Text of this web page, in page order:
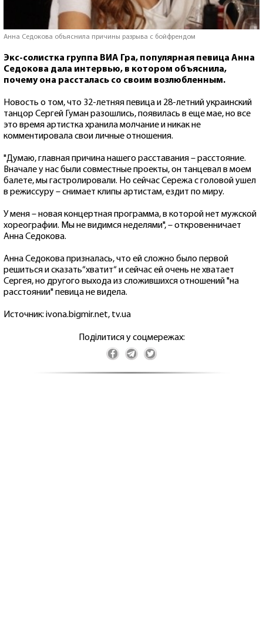
Анна Седокова объяснила причины разрыва с бойфрендом
Экс-солистка группа ВИА Гра, популярная певица Анна
Седокова дала интервью, в котором объяснила,
почему она рассталась со своим возлюбленным.
Новость о том, что 32-летняя певица и 28-летний украинский
танцор Сергей Гуман разошлись, появилась в еще мае, но все
это время артистка хранила молчание и никак не
комментировала свои личные отношения.
"Думаю, главная причина нашего расставания – расстояние.
Вначале у нас были совместные проекты, он танцевал в моем
балете, мы гастролировали. Но сейчас Сережа с головой ушел
в режиссуру – снимает клипы артистам, ездит по миру.
У меня – новая концертная программа, в которой нет мужской
хореографии. Мы не видимся неделями", – откровенничает
Анна Седокова.
Анна Седокова призналась, что ей сложно было первой
решиться и сказать“хватит“ и сейчас ей очень не хватает
Сергея, но другого выхода из сложившихся отношений "на
расстоянии" певица не видела.
Источник: ivona.bigmir.net, tv.ua
Поділитися у соцмережах: